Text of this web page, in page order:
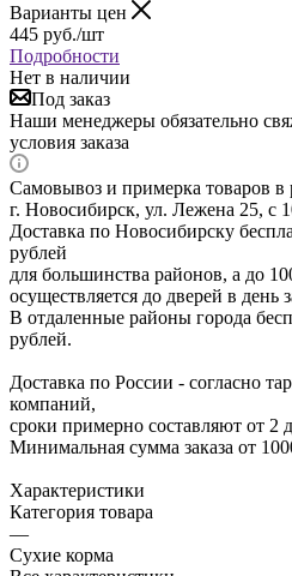
Варианты цен
445 руб./шт
Подробности
Нет в наличии
Под заказ
Наши менеджеры обязательно
условия заказа
Самовывоз и примерка товаров в
г. Новосибирск, ул. Лежена 25, с
Доставка по Новосибирску
рублей
для большинства районов, а до
осуществляется до дверей в
В отдаленные районы города
рублей.
Доставка по России - согласно
компаний,
сроки примерно составляют от 2
Минимальная сумма заказа от
Характеристики
Категория товара
—
Сухие корма